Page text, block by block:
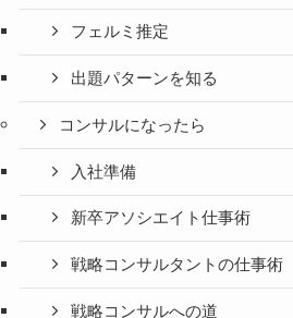
フェルミ推定
出題パターンを知る
コンサルになったら
入社準備
新卒アソシエイト仕事術
戦略コンサルタントの仕事術
戦略コンサルへの道